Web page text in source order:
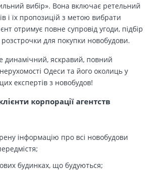
вибір». Вона включає ретельний
і їх пропозицій з метою вибрати
отримує повне супровід угоди, підбір
розстрочки для покупки новобудови.
динамічний, яскравий, повний
Одеси та його околиць у
експертів з новобудов!
корпорації агентств
інформацію про всі новобудови
будинках, що будуються;